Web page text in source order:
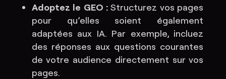
Adoptez le GEO : Structurez vos pages
pour qu’elles soient également
adaptées aux IA. Par exemple, incluez
des réponses aux questions courantes
de votre audience directement sur vos
pages.